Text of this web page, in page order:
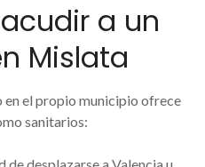
a un
Mislata
el propio municipio ofrece
sanitarios: